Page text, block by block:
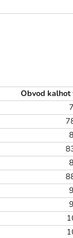
Obvod kalhot